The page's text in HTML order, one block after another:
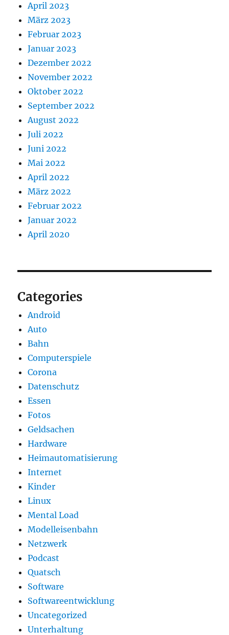
April 2023
März 2023
Februar 2023
Januar 2023
Dezember 2022
November 2022
Oktober 2022
September 2022
August 2022
Juli 2022
Juni 2022
Mai 2022
April 2022
März 2022
Februar 2022
Januar 2022
April 2020
Categories
Android
Auto
Bahn
Computerspiele
Corona
Datenschutz
Essen
Fotos
Geldsachen
Hardware
Heimautomatisierung
Internet
Kinder
Linux
Mental Load
Modelleisenbahn
Netzwerk
Podcast
Quatsch
Software
Softwareentwicklung
Uncategorized
Unterhaltung